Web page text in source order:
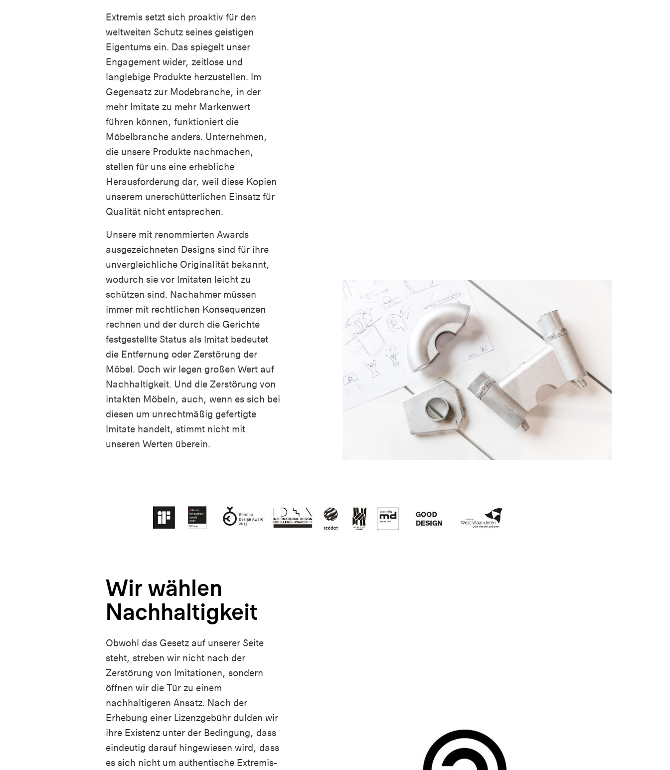
Extremis setzt sich proaktiv für den
weltweiten Schutz seines geistigen
Eigentums ein. Das spiegelt unser
Engagement wider, zeitlose und
langlebige Produkte herzustellen. Im
Gegensatz zur Modebranche, in der
mehr Imitate zu mehr Markenwert
führen können, funktioniert die
Möbelbranche anders. Unternehmen,
die unsere Produkte nachmachen,
stellen für uns eine erhebliche
Herausforderung dar, weil diese Kopien
unserem unerschütterlichen Einsatz für
Qualität nicht entsprechen.
Unsere mit renommierten Awards
ausgezeichneten Designs sind für ihre
unvergleichliche Originalität bekannt,
wodurch sie vor Imitaten leicht zu
schützen sind. Nachahmer müssen
immer mit rechtlichen Konsequenzen
rechnen und der durch die Gerichte
festgestellte Status als Imitat bedeutet
die Entfernung oder Zerstörung der
Möbel. Doch wir legen großen Wert auf
Nachhaltigkeit. Und die Zerstörung von
intakten Möbeln, auch, wenn es sich bei
diesen um unrechtmäßig gefertigte
Imitate handelt, stimmt nicht mit
unseren Werten überein.
Wir wählen
Nachhaltigkeit
Obwohl das Gesetz auf unserer Seite
steht, streben wir nicht nach der
Zerstörung von Imitationen, sondern
öffnen wir die Tür zu einem
nachhaltigeren Ansatz. Nach der
Erhebung einer Lizenzgebühr dulden wir
ihre Existenz unter der Bedingung, dass
eindeutig darauf hingewiesen wird, dass
es sich nicht um authentische Extremis-